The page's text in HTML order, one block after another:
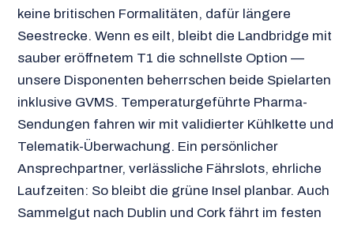
keine britischen Formalitäten, dafür längere
Seestrecke. Wenn es eilt, bleibt die Landbridge mit
sauber eröffnetem T1 die schnellste Option —
unsere Disponenten beherrschen beide Spielarten
inklusive GVMS. Temperaturgeführte Pharma-
Sendungen fahren wir mit validierter Kühlkette und
Telematik-Überwachung. Ein persönlicher
Ansprechpartner, verlässliche Fährslots, ehrliche
Laufzeiten: So bleibt die grüne Insel planbar. Auch
Sammelgut nach Dublin und Cork fährt im festen